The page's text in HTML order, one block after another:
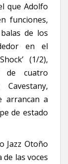
que Adolfo
funciones,
de los
en el
(1/2),
de cuatro
arrancan a
de estado
Jazz Otoño
las voces